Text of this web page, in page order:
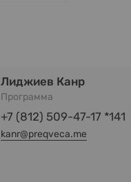
Лиджиев Канр
Программа
+7 (812) 509-47-17 *141
kanr@preqveca.me